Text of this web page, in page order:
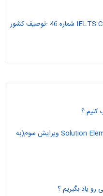
کیوکارد آیلتس IELTS Cue Card شماره 46 :توصیف کشور
کنیم ؟
دانلود رایگان کتاب Solution Elementary ویرایش سوم(به
رو یاد بگیریم ؟